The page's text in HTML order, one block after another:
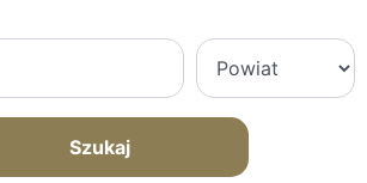
Szukaj